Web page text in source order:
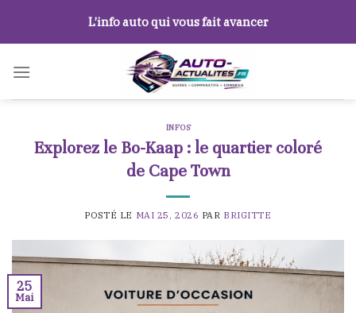
content
L’info auto qui vous fait avancer
INFOS
Explorez le Bo-Kaap : le quartier coloré
de Cape Town
POSTÉ LE MAI 25, 2026 PAR BRIGITTE
25
Mai